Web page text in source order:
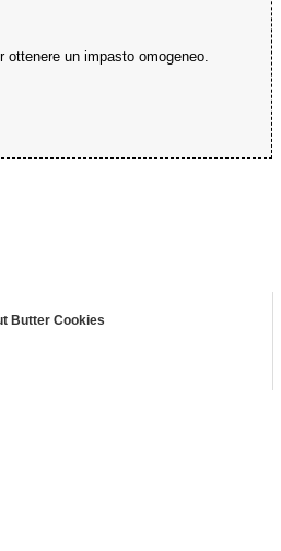
un impasto omogeneo.
Butter Cookies